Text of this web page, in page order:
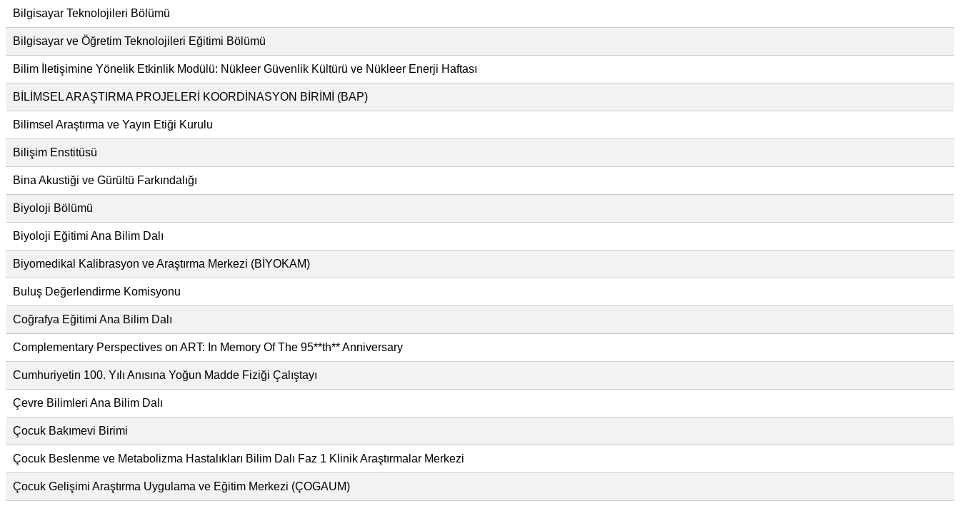
Bilgisayar Teknolojileri Bölümü
Bilgisayar ve Öğretim Teknolojileri Eğitimi Bölümü
Bilim İletişimine Yönelik Etkinlik Modülü: Nükleer Güvenlik Kültürü ve Nükleer Enerji Haftası
BİLİMSEL ARAŞTIRMA PROJELERİ KOORDİNASYON BİRİMİ (BAP)
Bilimsel Araştırma ve Yayın Etiği Kurulu
Bilişim Enstitüsü
Bina Akustiği ve Gürültü Farkındalığı
Biyoloji Bölümü
Biyoloji Eğitimi Ana Bilim Dalı
Biyomedikal Kalibrasyon ve Araştırma Merkezi (BİYOKAM)
Buluş Değerlendirme Komisyonu
Coğrafya Eğitimi Ana Bilim Dalı
Complementary Perspectives on ART: In Memory Of The 95**th** Anniversary
Cumhuriyetin 100. Yılı Anısına Yoğun Madde Fiziği Çalıştayı
Çevre Bilimleri Ana Bilim Dalı
Çocuk Bakımevi Birimi
Çocuk Beslenme ve Metabolizma Hastalıkları Bilim Dalı Faz 1 Klinik Araştırmalar Merkezi
Çocuk Gelişimi Araştırma Uygulama ve Eğitim Merkezi (ÇOGAUM)